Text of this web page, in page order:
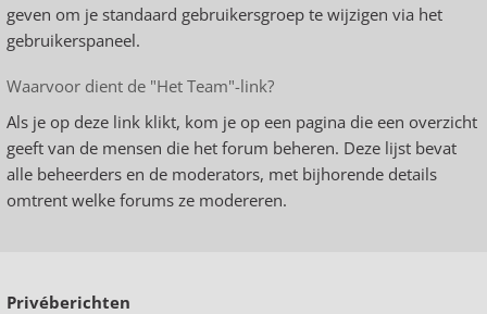
geven om je standaard gebruikersgroep te wijzigen via het
gebruikerspaneel.
Waarvoor dient de "Het Team"-link?
Als je op deze link klikt, kom je op een pagina die een overzicht
geeft van de mensen die het forum beheren. Deze lijst bevat
alle beheerders en de moderators, met bijhorende details
omtrent welke forums ze modereren.
Privéberichten